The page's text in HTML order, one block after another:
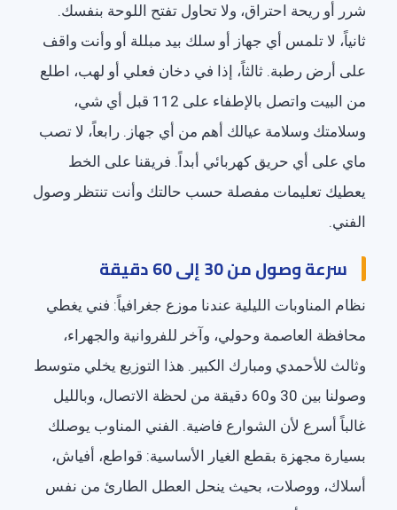
شرر أو ريحة احتراق، ولا تحاول تفتح اللوحة بنفسك.
ثانياً، لا تلمس أي جهاز أو سلك بيد مبللة أو وأنت واقف
على أرض رطبة. ثالثاً، إذا في دخان فعلي أو لهب، اطلع
من البيت واتصل بالإطفاء على 112 قبل أي شي،
وسلامتك وسلامة عيالك أهم من أي جهاز. رابعاً، لا تصب
ماي على أي حريق كهربائي أبداً. فريقنا على الخط
يعطيك تعليمات مفصلة حسب حالتك وأنت تنتظر وصول
الفني.
سرعة وصول من 30 إلى 60 دقيقة
نظام المناوبات الليلية عندنا موزع جغرافياً: فني يغطي
محافظة العاصمة وحولي، وآخر للفروانية والجهراء،
وثالث للأحمدي ومبارك الكبير. هذا التوزيع يخلي متوسط
وصولنا بين 30 و60 دقيقة من لحظة الاتصال، وبالليل
غالباً أسرع لأن الشوارع فاضية. الفني المناوب يوصلك
بسيارة مجهزة بقطع الغيار الأساسية: قواطع، أفياش،
أسلاك، ووصلات، بحيث ينحل العطل الطارئ من نفس